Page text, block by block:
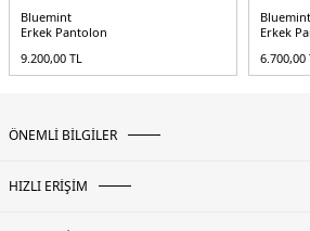
Bluemint
Erkek Pantolon
9.200,00 TL
Bluemint
Erkek
6.700,00
ÖNEMLİ BİLGİLER
HIZLI ERİŞİM